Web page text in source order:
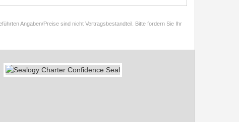
Angaben/Preise sind nicht Vertragsbestandteil. Bitte fordern Sie Ihr